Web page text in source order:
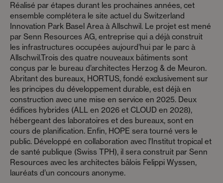
Réalisé par étapes durant les prochaines années, cet
ensemble complétera le site actuel du Switzerland
Innovation Park Basel Area à Allschwil. Le projet est mené
par Senn Resources AG, entreprise qui a déjà construit
les infrastructures occupées aujourd’hui par le parc à
Allschwil.Trois des quatre nouveaux bâtiments sont
conçus par le bureau d’architectes Herzog & de Meuron.
Abritant des bureaux, HORTUS, fondé exclusivement sur
les principes du développement durable, est déjà en
construction avec une mise en service en 2025. Deux
édifices hybrides (ALL en 2026 et CLOUD en 2028),
hébergeant des laboratoires et des bureaux, sont en
cours de planification. Enfin, HOPE sera tourné vers le
public. Développé en collaboration avec l’Institut tropical et
de santé publique (Swiss TPH), il sera construit par Senn
Resources avec les architectes bâlois Felippi Wyssen,
lauréats d’un concours anonyme.